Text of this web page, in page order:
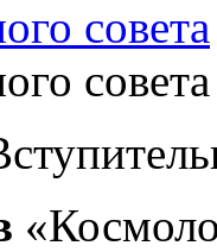
совета